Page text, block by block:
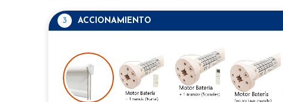
3 ACCIONAMIENTO